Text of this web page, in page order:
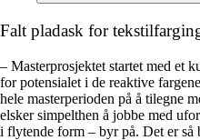
Falt pladask for
– Masterprosjektet startet med et
for potensialet i de reaktive
hele masterperioden på å tilegne
elsker simpelthen å jobbe med
i flytende form – byr på. Det er så